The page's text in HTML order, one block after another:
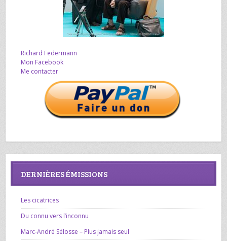
Richard Federmann
Mon Facebook
Me contacter
DERNIÈRES ÉMISSIONS
Les cicatrices
Du connu vers l’inconnu
Marc-André Sélosse – Plus jamais seul